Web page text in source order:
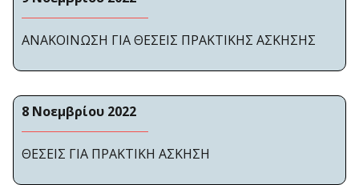
ΑΝΑΚΟΙΝΩΣΗ ΓΙΑ ΘΕΣΕΙΣ ΠΡΑΚΤΙΚΗΣ ΑΣΚΗΣΗΣ
8 Νοεμβρίου 2022
ΘΕΣΕΙΣ ΓΙΑ ΠΡΑΚΤΙΚΗ ΑΣΚΗΣΗ